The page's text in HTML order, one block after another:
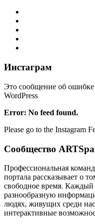
Инстаграм
Это сообщение об ошибке
WordPress
Error: No feed found.
Please go to the Instagram
Сообщество
Профессиональная
портала рассказывает о
свободное время.
разнообразную
людях, живущих среди
интерактивные